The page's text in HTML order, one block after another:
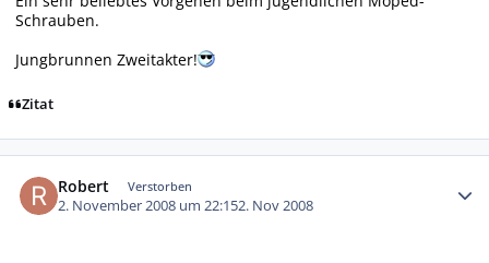
Schrauben.
Jungbrunnen Zweitakter!
Zitat
Robert Verstorben
2. November 2008 um 22:152. Nov 2008